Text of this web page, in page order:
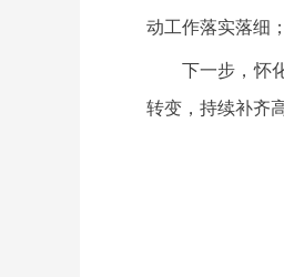
动工作落实落细
下一步，怀
转变，持续补齐